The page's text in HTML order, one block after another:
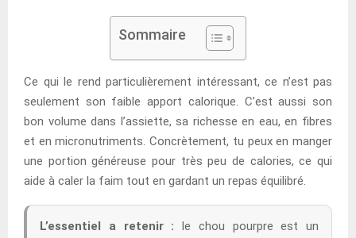
Sommaire
Ce qui le rend particulièrement intéressant, ce n’est pas
seulement son faible apport calorique. C’est aussi son
bon volume dans l’assiette, sa richesse en eau, en fibres
et en micronutriments. Concrètement, tu peux en manger
une portion généreuse pour très peu de calories, ce qui
aide à caler la faim tout en gardant un repas équilibré.
L’essentiel a retenir : le chou pourpre est un